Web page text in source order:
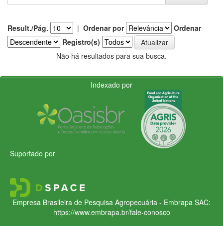
Result./Pág. | Ordenar por
Ordenar
Registro(s)
Não há resultados para sua busca.
Indexado por
Suportado por
Empresa Brasileira de Pesquisa Agropecuária - Embrapa SAC:
https://www.embrapa.br/fale-conosco